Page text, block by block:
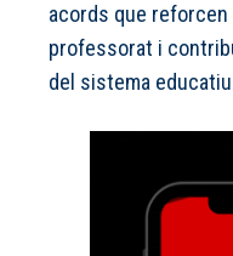
acords que
professorat i
del sistema